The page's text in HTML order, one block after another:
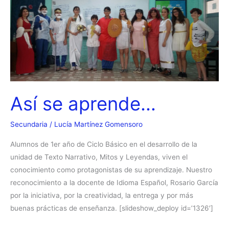
Así se aprende…
Secundaria / Lucía Martínez Gomensoro
Alumnos de 1er año de Ciclo Básico en el desarrollo de la
unidad de Texto Narrativo, Mitos y Leyendas, viven el
conocimiento como protagonistas de su aprendizaje. Nuestro
reconocimiento a la docente de Idioma Español, Rosario García
por la iniciativa, por la creatividad, la entrega y por más
buenas prácticas de enseñanza. [slideshow_deploy id=’1326′]